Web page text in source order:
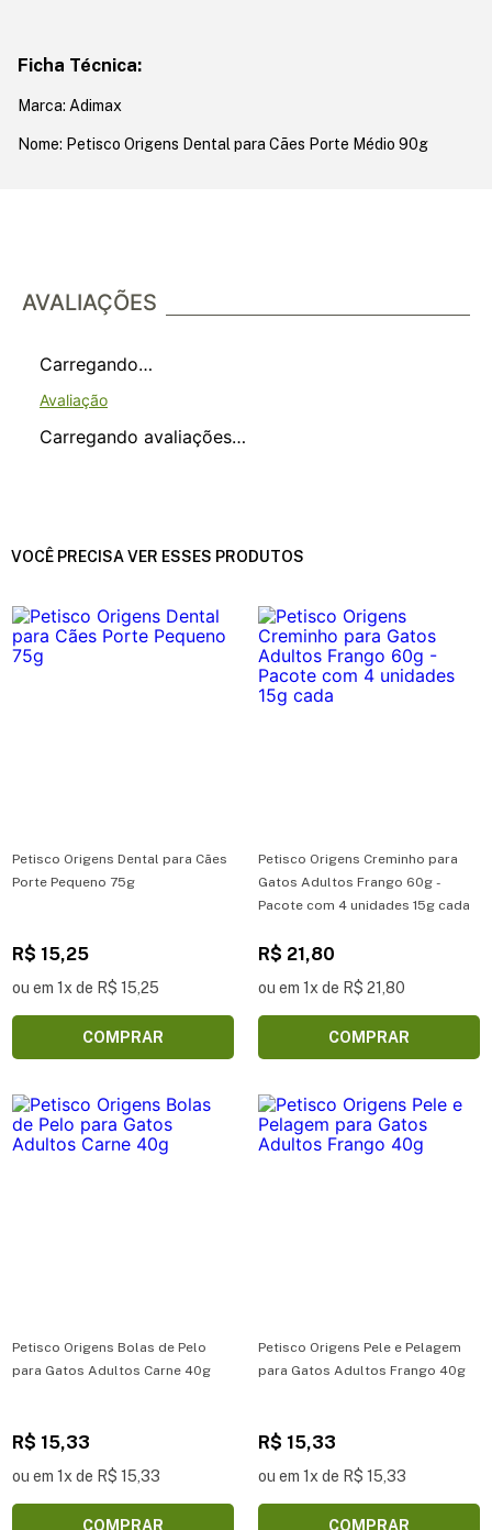
Ficha Técnica:
Marca: Adimax
Nome: Petisco Origens Dental para Cães Porte Médio 90g
AVALIAÇÕES
Carregando…
Carregando avaliações…
VOCÊ PRECISA VER ESSES PRODUTOS
Petisco Origens Dental para Cães
Porte Pequeno 75g
R$ 15,25
ou em 1x de R$ 15,25
COMPRAR
Petisco Origens Creminho para
Gatos Adultos Frango 60g -
Pacote com 4 unidades 15g cada
R$ 21,80
ou em 1x de R$ 21,80
COMPRAR
Petisco Origens Bolas de Pelo
para Gatos Adultos Carne 40g
R$ 15,33
ou em 1x de R$ 15,33
COMPRAR
Petisco Origens Pele e Pelagem
para Gatos Adultos Frango 40g
R$ 15,33
ou em 1x de R$ 15,33
COMPRAR